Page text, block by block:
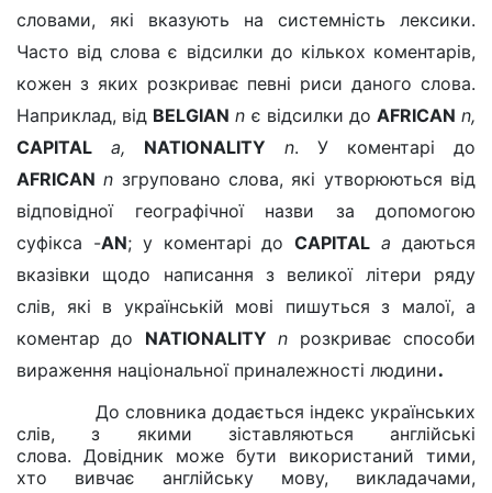
словами, які вказують на системність лексики.
Часто від слова є відсилки до кількох коментарів,
кожен з яких розкриває певні риси даного слова.
Наприклад, від BELGIAN n є відсилки до AFRICAN n,
CAPITAL a, NATIONALITY n. У коментарі до
AFRICAN n згруповано слова, які утворюються від
відповідної географічної назви за допомогою
суфікса -AN; у коментарі доCAPITAL aдаються
вказівки щодо написання з великої літери ряду
слів, які в українській мові пишуться з малої, а
коментар до NATIONALITY n розкриває способи
вираження національної приналежності людини.
До словника додається індекс українських
слів, з якими зіставляються англійські
слова. Довідник може бути використаний тими,
хто вивчає англійську мову, викладачами,